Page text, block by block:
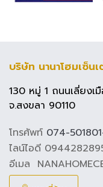
บริษัท นานาโฮมเซ็น
130 หมู่ 1 ถนนเลี่ยงเ
จ.สงขลา 90110
โทรศัพท์ 074-
ไลน์ไอดี
อีเมล